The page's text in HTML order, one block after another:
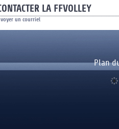
LA FFVOLLEY
un courriel
Plan